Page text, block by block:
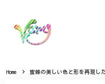
Home 蜜蜂の美しい色と形を再現し